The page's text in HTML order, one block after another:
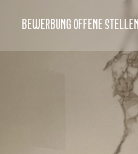
BEWERBUNG OFFENE STELLEN